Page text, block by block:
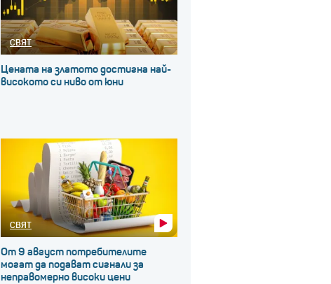
СВЯТ
Цената на златото достигна най-
високото си ниво от юни
СВЯТ
От 9 август потребителите
могат да подават сигнали за
неправомерно високи цени